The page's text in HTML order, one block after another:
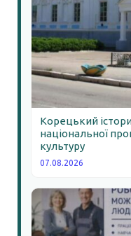
Корецький
національної
культуру
07.08.2026